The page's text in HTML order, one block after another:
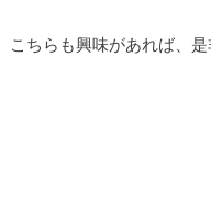
こちらも興味があれば、是